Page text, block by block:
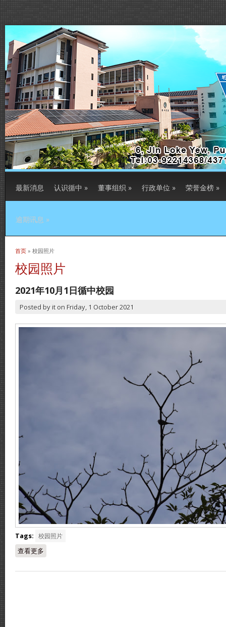
最新消息 认识循中 » 董事组织 » 行政单位 » 荣誉金榜 »
逾期讯息 »
当前位置
首页 » 校园照片
校园照片
2021年10月1日循中校园
Posted byit on Friday, 1 October 2021
Tags: 校园照片
查看更多